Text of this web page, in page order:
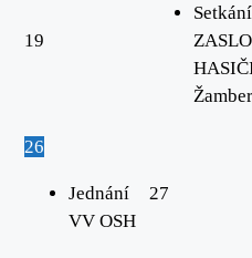
19
Setkání
26
Jednání
VV OSH
27